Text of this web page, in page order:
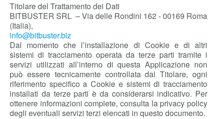
Titolare del Trattamento dei Dati
BITBUSTER SRL – Via delle Rondini 162 - 00169 Roma
(Italia),
info@bitbuster.biz
Dal momento che l’installazione di Cookie e di altri
sistemi di tracciamento operata da terze parti tramite i
servizi utilizzati all’interno di questa Applicazione non
può essere tecnicamente controllata dal Titolare, ogni
riferimento specifico a Cookie e sistemi di tracciamento
installati da terze parti è da considerarsi indicativo. Per
ottenere informazioni complete, consulta la privacy policy
degli eventuali servizi terzi elencati in questo documento.